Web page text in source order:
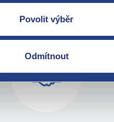
Povolit výběr
Odmítnout
zákazníky se staráme
tisíce spokojených zákazníků.
se na jejichrecenze.